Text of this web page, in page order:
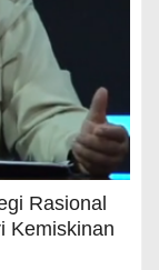
Rasional
Kemiskinan